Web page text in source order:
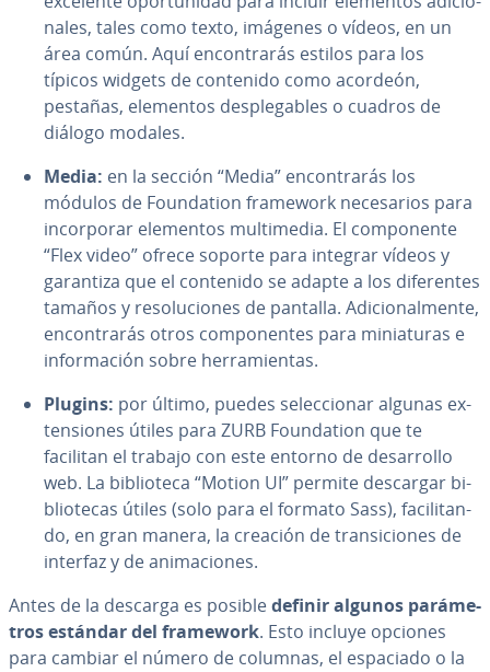
na­les, tales como texto, imágenes o vídeos, en un
área común. Aquí en­co­n­tra­rás estilos para los
típicos widgets de contenido como acordeón,
pestañas, elementos de­s­ple­ga­bles o cuadros de
diálogo modales.
Media: en la sección “Media” en­co­n­tra­rás los
módulos de Fou­n­da­tion framework ne­ce­sa­rios para
in­co­r­po­rar elementos mu­l­ti­me­dia. El co­m­po­ne­n­te
“Flex video” ofrece soporte para integrar vídeos y
garantiza que el contenido se adapte a los di­fe­re­n­tes
tamaños y re­so­lu­cio­nes de pantalla. Adi­cio­na­l­me­n­te,
en­co­n­tra­rás otros co­m­po­ne­n­tes para mi­nia­tu­ras e
in­fo­r­ma­ción sobre he­rra­mie­n­tas.
Plugins: por último, puedes se­le­c­cio­nar algunas ex­
te­n­sio­nes útiles para ZURB Fou­n­da­tion que te
facilitan el trabajo con este entorno de de­sa­rro­llo
web. La bi­blio­te­ca “Motion UI” permite descargar bi­
blio­te­cas útiles (solo para el formato Sass), fa­ci­li­ta­n­
do, en gran manera, la creación de tra­n­si­cio­nes de
interfaz y de ani­ma­cio­nes.
Antes de la descarga es posibledefinir algunos pa­rá­me­
tros estándar del framework. Esto incluye opciones
para cambiar el número de columnas, el espaciado o la